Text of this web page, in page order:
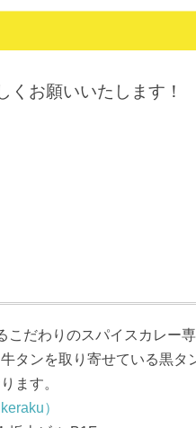
お願いいたします！
こだわりのスパイスカレー専
タンを取り寄せている黒
ます。
）